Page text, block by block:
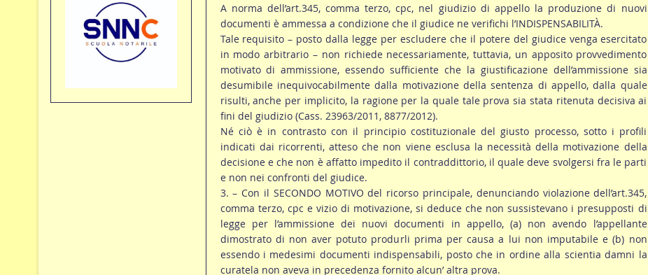
A norma dell’art.345, comma terzo, cpc, nel giudizio di appello la produzione di nuovi
documenti è ammessa a condizione che il giudice ne verifichi l’INDISPENSABILITÀ.
Tale requisito – posto dalla legge per escludere che il potere del giudice venga esercitato
in modo arbitrario – non richiede necessariamente, tuttavia, un apposito provvedimento
motivato di ammissione, essendo sufficiente che la giustificazione dell’ammissione sia
desumibile inequivocabilmente dalla motivazione della sentenza di appello, dalla quale
risulti, anche per implicito, la ragione per la quale tale prova sia stata ritenuta decisiva ai
fini del giudizio (Cass. 23963/2011, 8877/2012).
Né ciò è in contrasto con il principio costituzionale del giusto processo, sotto i profili
indicati dai ricorrenti, atteso che non viene esclusa la necessità della motivazione della
decisione e che non è affatto impedito il contraddittorio, il quale deve svolgersi fra le parti
e non nei confronti del giudice.
3. – Con il SECONDO MOTIVO del ricorso principale, denunciando violazione dell’art.345,
comma terzo, cpc e vizio di motivazione, si deduce che non sussistevano i presupposti di
legge per l’ammissione dei nuovi documenti in appello, (a) non avendo l’appellante
dimostrato di non aver potuto produrli prima per causa a lui non imputabile e (b) non
essendo i medesimi documenti indispensabili, posto che in ordine alla scientia damni la
curatela non aveva in precedenza fornito alcun’ altra prova.